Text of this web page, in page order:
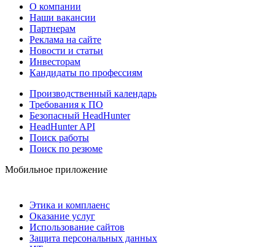
О компании
Наши вакансии
Партнерам
Реклама на сайте
Новости и статьи
Инвесторам
Кандидаты по профессиям
Производственный календарь
Требования к ПО
Безопасный HeadHunter
HeadHunter API
Поиск работы
Поиск по резюме
Мобильное приложение
Этика и комплаенс
Оказание услуг
Использование сайтов
Защита персональных данных